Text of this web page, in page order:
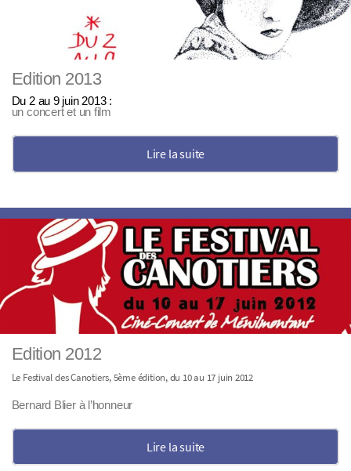
Edition 2013
Du 2 au 9 juin 2013 :
un concert et un film
Lire la suite
Edition 2012
Le Festival des Canotiers, 5ème édition, du 10 au 17 juin 2012
Bernard Blier à l’honneur
Lire la suite